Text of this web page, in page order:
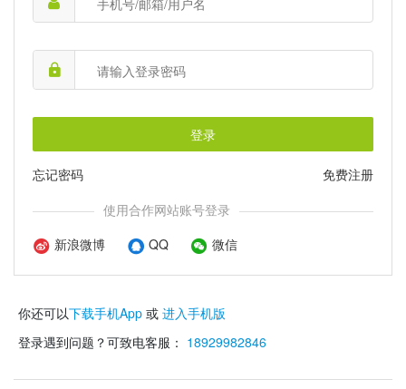
登录
免费注册
忘记密码
使用合作网站账号登录
新浪微博
QQ 微信
你还可以下载手机App 或 进入手机版
登录遇到问题？可致电客服： 18929982846